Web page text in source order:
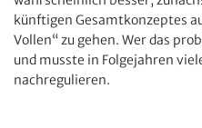
künftigen Gesamtkonzeptes
Vollen“ zu gehen. Wer das
und musste in Folgejahren
nachregulieren.